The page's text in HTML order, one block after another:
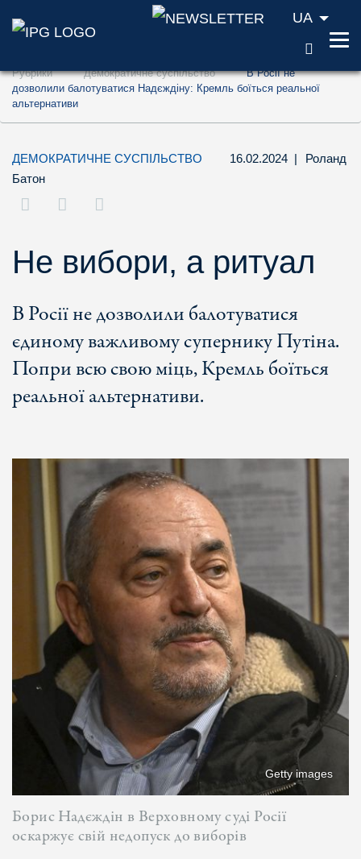
Перейти до змісту (ключ доступу '1')
Перейти до пошуку (ключ доступу '2')
Перейти до навігації (ключ доступу '3')
UA
Рубрики Демократичне суспільство
В Росії не
дозволили балотуватися Надєждіну: Кремль боїться реальної
альтернативи
ДЕМОКРАТИЧНЕ СУСПІЛЬСТВО 16.02.2024 |
Роланд
Батон
Не вибори, а ритуал
В Росії не дозволили балотуватися
єдиному важливому супернику Путіна.
Попри всю свою міць, Кремль боїться
реальної альтернативи.
Getty images
Борис Надєждін в Верховному суді Росії
оскаржує свій недопуск до виборів